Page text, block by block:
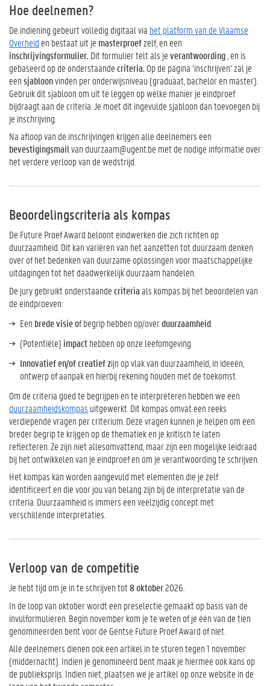
Hoe deelnemen?
De indiening gebeurt volledig digitaal via het platform van de Vlaamse
Overheid en bestaat uit je masterproefzelf, en een
inschrijvingsformulier. Dit formulier telt als jeverantwoording , en is
gebaseerd op de onderstaandecriteria. Op de pagina ‘inschrijven’ zal je
eensjabloonvinden per onderwijsniveau (graduaat, bachelor en master).
Gebruik dit sjabloon om uit te leggen op welke manier je eindproef
bijdraagt aan de criteria. Je moet dit ingevulde sjabloon dan toevoegen bij
je inschrijving.
Na afloop van de inschrijvingen krijgen alle deelnemers een
bevestigingsmailvan duurzaam@ugent.be met de nodige informatie over
het verdere verloop van de wedstrijd.
Beoordelingscriteria als kompas
De Future Proef Award beloont eindwerken die zich richten op
duurzaamheid. Dit kan variëren van het aanzetten tot duurzaam denken
over of het bedenken van duurzame oplossingen voor maatschappelijke
uitdagingen tot het daadwerkelijk duurzaam handelen.
De jury gebruikt onderstaandecriteriaals kompas bij het beoordelen van
de eindproeven:
Een brede visie of begrip hebben op/overduurzaamheid
(Potentiële) impacthebben op onze leefomgeving
Innovatief en/of creatief zijn op vlak van duurzaamheid, in ideeën,
ontwerp of aanpak en hierbij rekening houden met de toekomst.
Om de criteria goed te begrijpen en te interpreteren hebben we een
duurzaamheidskompas uitgewerkt. Dit kompas omvat een reeks
verdiepende vragen per criterium. Deze vragen kunnen je helpen om een
breder begrip te krijgen op de thematiek en je kritisch te laten
reflecteren. Ze zijn niet allesomvattend, maar zijn een mogelijke leidraad
bij het ontwikkelen van je eindproef en om je verantwoording te schrijven.
Het kompas kan worden aangevuld met elementen die je zelf
identificeert en die voor jou van belang zijn bij de interpretatie van de
criteria. Duurzaamheid is immers een veelzijdig concept met
verschillende interpretaties.
Verloop van de competitie
Je hebt tijd om je in te schrijven tot8 oktober2026.
In de loop van oktober wordt een preselectie gemaakt op basis van de
invulformulieren. Begin november kom je te weten of je één van de tien
genomineerden bent voor de Gentse Future Proef Award of niet.
Alle deelnemers dienen ook een artikel in te sturen tegen 1 november
(middernacht). Indien je genomineerd bent maak je hiermee ook kans op
de publieksprijs. Indien niet, plaatsen we je artikel op onze website in de